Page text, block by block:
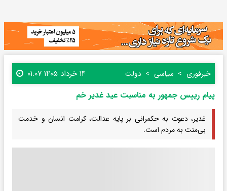
خبرفوری سیاسی دولت ۱۴ خرداد ۱۴۰۵ ۰۱:۰۷
پیام رییس جمهور به مناسبت عید غدیر خم
غدیر، دعوت به حکمرانی بر پایه عدالت، کرامت انسان و خدمت
بی‌منت به مردم است.